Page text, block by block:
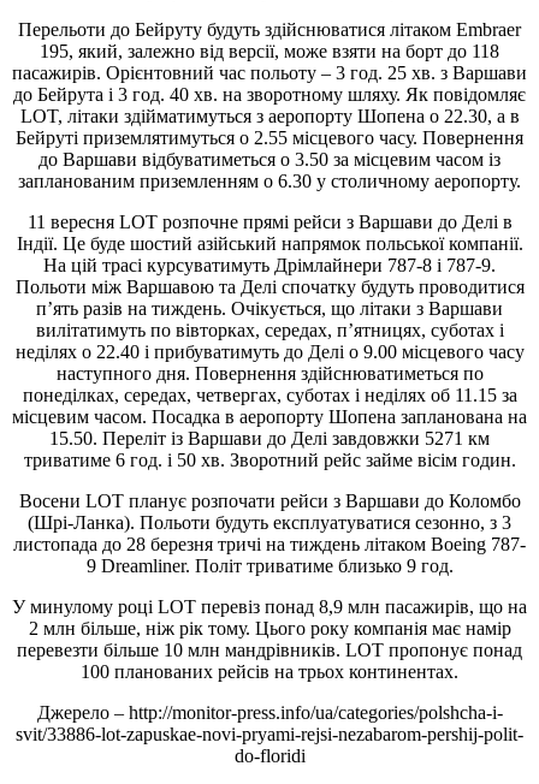
Перельоти до Бейруту будуть здійснюватися літаком Embraer
195, який, залежно від версії, може взяти на борт до 118
пасажирів. Орієнтовний час польоту – 3 год. 25 хв. з Варшави
до Бейрута і 3 год. 40 хв. на зворотному шляху. Як повідомляє
LOT, літаки здійматимуться з аеропорту Шопена о 22.30, а в
Бейруті приземлятимуться о 2.55 місцевого часу. Повернення
до Варшави відбуватиметься о 3.50 за місцевим часом із
запланованим приземленням о 6.30 у столичному аеропорту.
11 вересня LOT розпочне прямі рейси з Варшави до Делі в
Індії. Це буде шостий азійський напрямок польської компанії.
На цій трасі курсуватимуть Дрімлайнери 787-8 і 787-9.
Польоти між Варшавою та Делі спочатку будуть проводитися
п’ять разів на тиждень. Очікується, що літаки з Варшави
вилітатимуть по вівторках, середах, п’ятницях, суботах і
неділях о 22.40 і прибуватимуть до Делі о 9.00 місцевого часу
наступного дня. Повернення здійснюватиметься по
понеділках, середах, четвергах, суботах і неділях об 11.15 за
місцевим часом. Посадка в аеропорту Шопена запланована на
15.50. Переліт із Варшави до Делі завдовжки 5271 км
триватиме 6 год. і 50 хв. Зворотний рейс займе вісім годин.
Восени LOT планує розпочати рейси з Варшави до Коломбо
(Шрі-Ланка). Польоти будуть експлуатуватися сезонно, з 3
листопада до 28 березня тричі на тиждень літаком Boeing 787-
9 Dreamliner. Політ триватиме близько 9 год.
У минулому році LOT перевіз понад 8,9 млн пасажирів, що на
2 млн більше, ніж рік тому. Цього року компанія має намір
перевезти більше 10 млн мандрівників. LOT пропонує понад
100 планованих рейсів на трьох континентах.
Джерело – http://monitor-press.info/ua/categories/polshcha-i-
svit/33886-lot-zapuskae-novi-pryami-rejsi-nezabarom-pershij-polit-
do-floridi